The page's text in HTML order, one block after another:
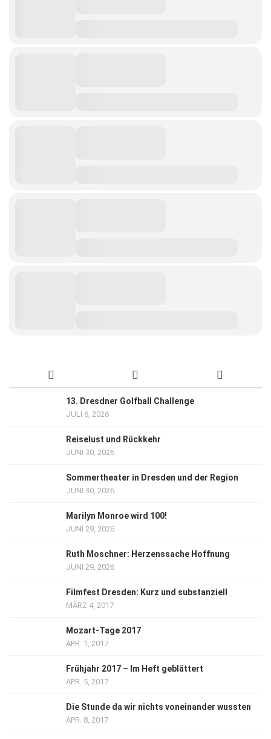
13. Dresdner Golfball Challenge
JULI 6, 2026
Reiselust und Rückkehr
JUNI 30, 2026
Sommertheater in Dresden und der Region
JUNI 30, 2026
Marilyn Monroe wird 100!
JUNI 29, 2026
Ruth Moschner: Herzenssache Hoffnung
JUNI 29, 2026
Filmfest Dresden: Kurz und substanziell
MÄRZ 4, 2017
Mozart-Tage 2017
APR. 1, 2017
Frühjahr 2017 – Im Heft geblättert
APR. 5, 2017
Die Stunde da wir nichts voneinander wussten
APR. 8, 2017